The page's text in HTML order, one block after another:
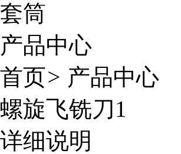
套筒
产品中心
首页> 产品中心
螺旋飞铣刀1
详细说明